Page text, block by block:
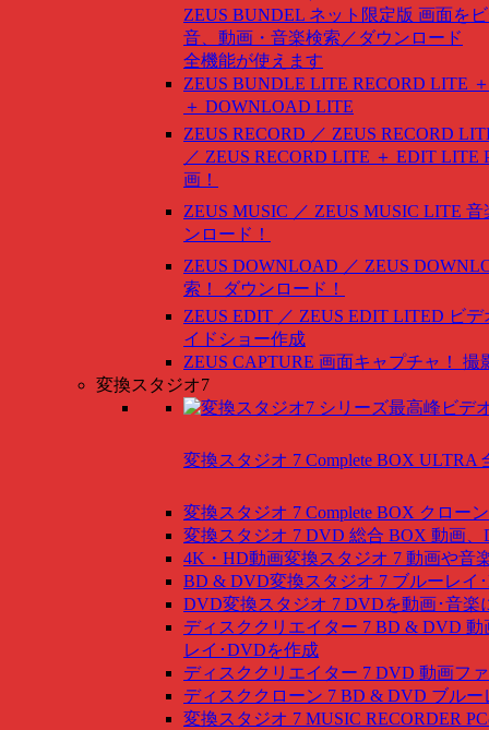
ZEUS BUNDEL ネット限定版 画面を
音、動画・音楽検索／ダウンロード
全機能が使えます
ZEUS BUNDLE LITE RECORD LITE
＋ DOWNLOAD LITE
ZEUS RECORD ／ ZEUS RECORD
／ ZEUS RECORD LITE ＋ EDIT LITE
画！
ZEUS MUSIC ／ ZEUS MUSIC LITE 音
ンロード！
ZEUS DOWNLOAD ／ ZEUS
索！ ダウンロード！
ZEUS EDIT ／ ZEUS EDIT LITED ビ
イドショー作成
ZEUS CAPTURE 画面キャプチャ！ 撮
変換スタジオ7
変換スタジオ 7 Complete BOX ULTRA
変換スタジオ 7 Complete BOX クロー
変換スタジオ 7 DVD 総合 BOX 動画、
4K・HD動画変換スタジオ 7 動画や音
BD & DVD変換スタジオ 7 ブルーレイ
DVD変換スタジオ 7 DVDを動画･音楽
ディスククリエイター 7 BD & DVD 動
レイ･DVDを作成
ディスククリエイター 7 DVD 動画フ
ディスククローン 7 BD & DVD ブルー
変換スタジオ 7 MUSIC RECORDER